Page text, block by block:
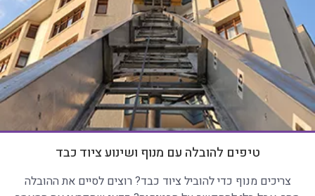
טיפים להובלה עם מנוף ושינוע ציוד כבד
צריכים מנוף כדי להוביל ציוד כבד? רוצים לסיים את ההובלה